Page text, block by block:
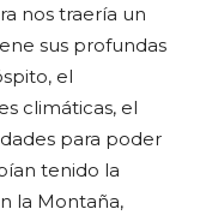
nos traería un
sus profundas
el
climáticas, el
para poder
tenido la
la Montaña,